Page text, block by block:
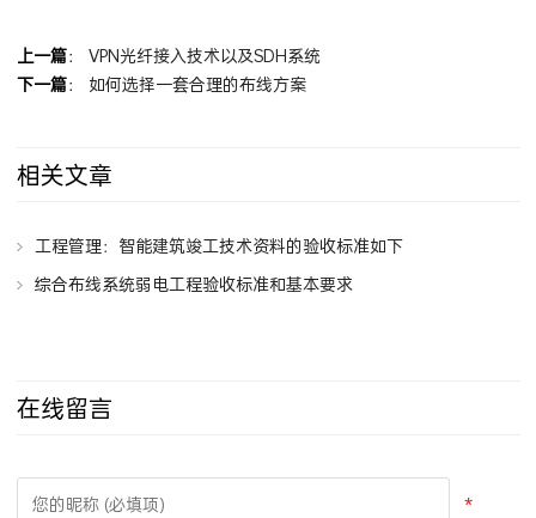
上一篇： VPN光纤接入技术以及SDH系统
下一篇： 如何选择一套合理的布线方案
相关文章
工程管理：智能建筑竣工技术资料的验收标准如下
综合布线系统弱电工程验收标准和基本要求
在线留言
*